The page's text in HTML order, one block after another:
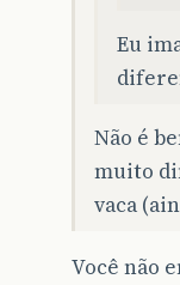
Eu
Não é
muito
vaca
Você não